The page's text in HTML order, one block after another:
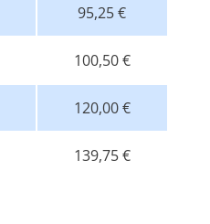
95,25 €
100,50 €
120,00 €
139,75 €